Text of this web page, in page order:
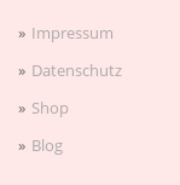
Impressum
Datenschutz
Shop
Blog